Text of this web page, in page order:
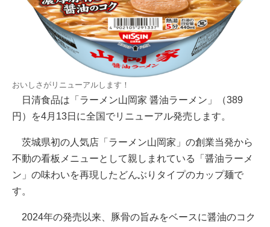
おいしさがリニューアルします！
日清食品は「ラーメン山岡家 醤油ラーメン」（389
円）を4月13日に全国でリニューアル発売します。
茨城県初の人気店「ラーメン山岡家」の創業当発から
不動の看板メニューとして親しまれている「醤油ラーメ
ン」の味わいを再現したどんぶりタイプのカップ麺で
す。
2024年の発売以来、豚骨の旨みをベースに醤油のコク